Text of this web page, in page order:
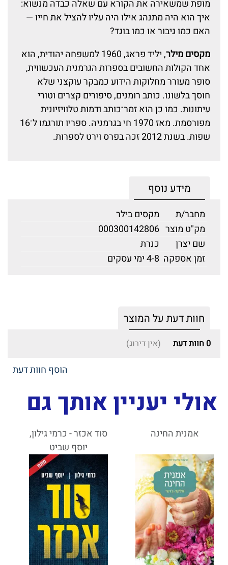
מופת שמשאירה את הקורא עם שאלה כבדה מנשוא:
איך הוא היה מתנהג אילו היה עליו להציל את חייו —
האם כמו גיבור או כמו בוגד?
מקסים מילר
, יליד פראג, 1960 למשפחה יהודית, הוא
אחד הקולות החשובים בספרות הגרמנית העכשווית,
סופר מעורר מחלוקות הידוע כמבקר עוקצני שלא
חוסך בלשונו. כותב רומנים, סיפורים קצרים וטורי
עיתונות. כמו כן הוא זמר־כותב ודמות טלוויזיונית
מפורסמת. מאז 1970 חי בגרמניה. ספריו תורגמו ל־16
שפות. בשנת 2012 זכה בפרס וירט לספרות.
מידע נוסף
מחבר/ת
מקסים בילר
מק"ט מוצר 000300142806
שם יצרן
כנרת
זמן אספקה 4-8 ימי עסקים
חוות דעת על המוצר
0 חוות דעת (אין דירוג)
הוסף חוות דעת
אולי יעניין אותך גם
אמנית החינה
סוד אכזר - כרמי גילון,
יוסף שביט